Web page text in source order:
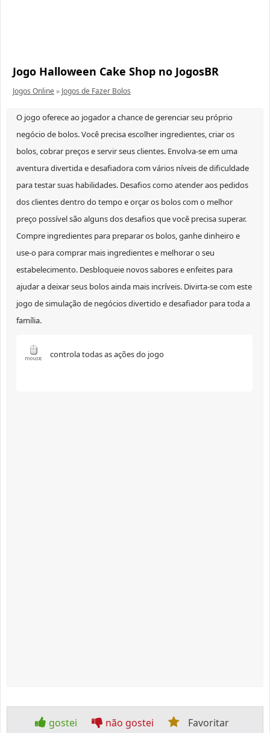
Jogo Halloween Cake Shop no JogosBR
Jogos Online» Jogos de Fazer Bolos
O jogo oferece ao jogador a chance de gerenciar seu próprio
negócio de bolos. Você precisa escolher ingredientes, criar os
bolos, cobrar preços e servir seus clientes. Envolva-se em uma
aventura divertida e desafiadora com vários níveis de dificuldade
para testar suas habilidades. Desafios como atender aos pedidos
dos clientes dentro do tempo e orçar os bolos com o melhor
preço possível são alguns dos desafios que você precisa superar.
Compre ingredientes para preparar os bolos, ganhe dinheiro e
use-o para comprar mais ingredientes e melhorar o seu
estabelecimento. Desbloqueie novos sabores e enfeites para
ajudar a deixar seus bolos ainda mais incríveis. Divirta-se com este
jogo de simulação de negócios divertido e desafiador para toda a
família.
controla todas as ações do jogo
gostei não gostei Favoritar